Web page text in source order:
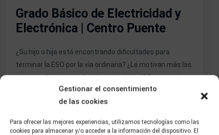
Gestionar el consentimiento
de las cookies
Para ofrecer las mejores experiencias, utilizamos tecnologías como las
cookies para almacenar y/o acceder a la información del dispositivo. El
Grado Básico de Electricidad y
Electrónica | Centro Puente
¿Su hijo o hija está encontrando dificultades para
terminar la ESO por la vía ordinaria? ¿Le motivan más las
tareas prácticas que las clases teóricas? Para muchas
familias en esta situación, el Grado Básico de
Electricidad y Electrónica es una excelente alternativa.
para jóvenes que aprenden mejor […]